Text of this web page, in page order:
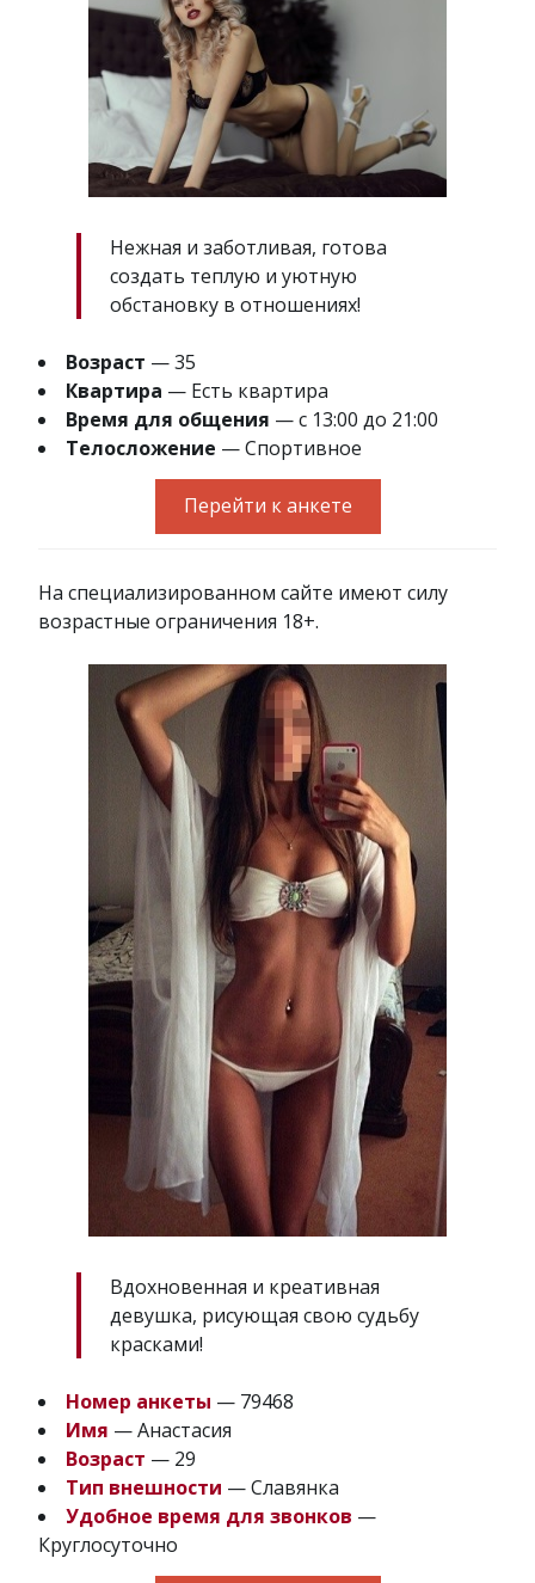
Нежная и заботливая, готова
создать теплую и уютную
обстановку в отношениях!
Возраст — 35
Квартира — Есть квартира
Время для общения — с 13:00 до 21:00
Телосложение — Спортивное
Перейти к анкете
На специализированном сайте имеют силу
возрастные ограничения 18+.
Вдохновенная и креативная
девушка, рисующая свою судьбу
красками!
Номер анкеты — 79468
Имя — Анастасия
Возраст — 29
Тип внешности — Славянка
Удобное время для звонков —
Круглосуточно